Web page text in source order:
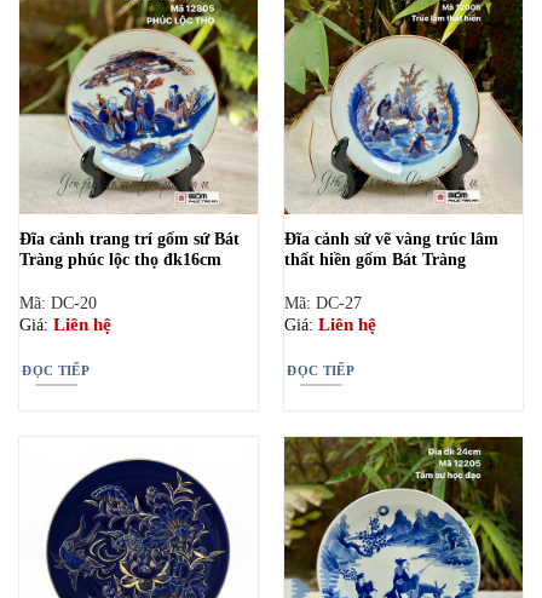
Đĩa cảnh trang trí gốm sứ Bát
Tràng phúc lộc thọ đk16cm
Mã: DC-20
Giá: Liên hệ
ĐỌC TIẾP
Đĩa cảnh sứ vẽ vàng trúc lâm
thất hiền gốm Bát Tràng
Mã: DC-27
Giá: Liên hệ
ĐỌC TIẾP